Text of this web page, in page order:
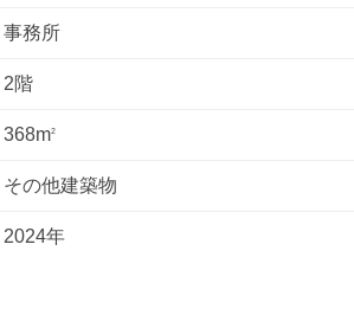
事務所
2階
368m2
その他建築物
2024年